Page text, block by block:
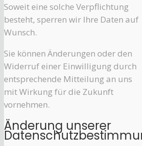
Soweit eine solche Verpflichtung
besteht, sperren wir Ihre Daten auf
Wunsch.
Sie können Änderungen oder den
Widerruf einer Einwilligung durch
entsprechende Mitteilung an uns
mit Wirkung für die Zukunft
vornehmen.
Änderung unserer